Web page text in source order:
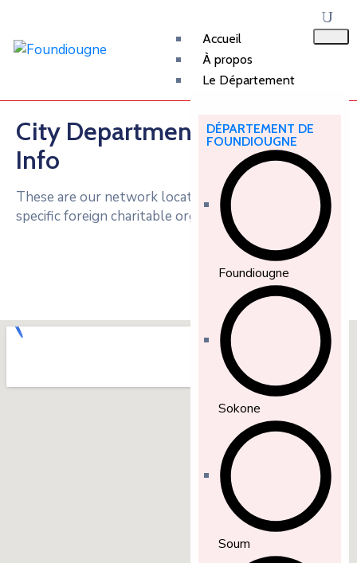
Accueil
À propos
Le Département
DÉPARTEMENT DE
FOUNDIOUGNE
Foundiougne
Sokone
Soum
City Department Contact
Info
These are our network location over the world
specific foreign charitable organization.